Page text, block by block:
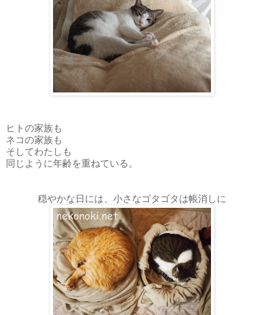
ヒトの家族も
ネコの家族も
そしてわたしも
同じように年齢を重ねている。
穏やかな日には、小さなゴタゴタは帳消しに